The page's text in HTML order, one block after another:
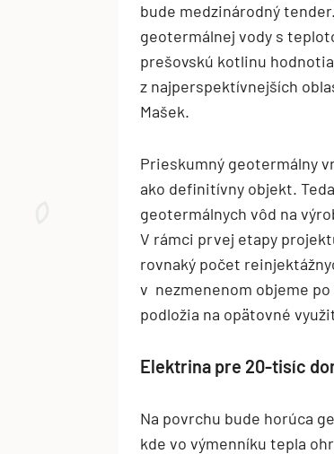
bude medzinárodný
geotermálnej vody s
prešovskú kotlinu
z najperspektívnejších
Mašek.
Prieskumný geotermálny
ako definitívny objekt.
geotermálnych vôd na
V rámci prvej etapy
rovnaký počet
v nezmenenom objeme
podložia na opätovné
Elektrina pre 20-tisíc
Na povrchu bude horúca
kde vo výmenníku tepla